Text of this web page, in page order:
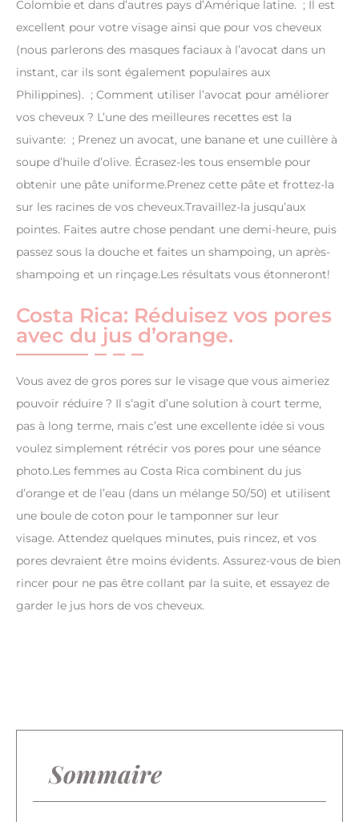
Colombie et dans d’autres pays d’Amérique latine. ; Il est
excellent pour votre visage ainsi que pour vos cheveux
(nous parlerons des masques faciaux à l’avocat dans un
instant, car ils sont également populaires aux
Philippines). ; Comment utiliser l’avocat pour améliorer
vos cheveux ? L’une des meilleures recettes est la
suivante: ; Prenez un avocat, une banane et une cuillère à
soupe d’huile d’olive. Écrasez-les tous ensemble pour
obtenir une pâte uniforme.Prenez cette pâte et frottez-la
sur les racines de vos cheveux.Travaillez-la jusqu’aux
pointes. Faites autre chose pendant une demi-heure, puis
passez sous la douche et faites un shampoing, un après-
shampoing et un rinçage.Les résultats vous étonneront!
Costa Rica: Réduisez vos pores
avec du jus d’orange.
Vous avez de gros pores sur le visage que vous aimeriez
pouvoir réduire ? Il s’agit d’une solution à court terme,
pas à long terme, mais c’est une excellente idée si vous
voulez simplement rétrécir vos pores pour une séance
photo.Les femmes au Costa Rica combinent du jus
d’orange et de l’eau (dans un mélange 50/50) et utilisent
une boule de coton pour le tamponner sur leur
visage. Attendez quelques minutes, puis rincez, et vos
pores devraient être moins évidents. Assurez-vous de bien
rincer pour ne pas être collant par la suite, et essayez de
garder le jus hors de vos cheveux.
Sommaire